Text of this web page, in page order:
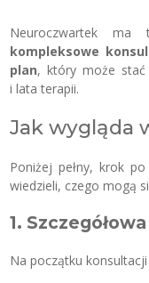
Neuroczwartek ma
kompleksowe
plan, który może stać
i lata terapii.
Jak wygląda
Poniżej pełny, krok
wiedzieli, czego mogą
1.
Na początku